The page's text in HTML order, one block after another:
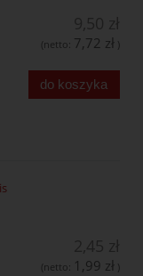
(netto: 7,72 zł )
do koszyka
(netto: 1,99 zł )